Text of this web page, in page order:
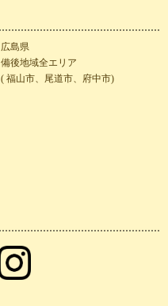
広島県
備後地域全エリア
( 福山市、尾道市、府中市)